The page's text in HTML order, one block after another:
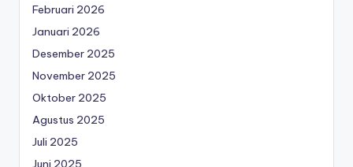
Februari 2026
Januari 2026
Desember 2025
November 2025
Oktober 2025
Agustus 2025
Juli 2025
Juni 2025